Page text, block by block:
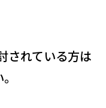
されている方は